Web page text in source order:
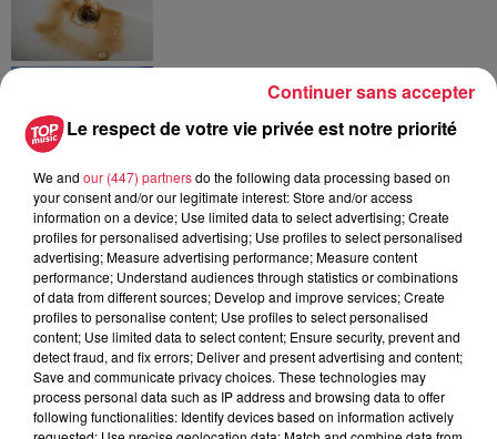
Tags antisémites à Strasbourg :
Catherine Trautmann réagit
6 août 2026
Au zoo de Mulhouse : rencontre
avec les flamants rouges
Le respect de votre vie privée est notre priorité
We and our (447) partnersdo the following data processing based on
your consent and/or our legitimate interest: Store and/or access
information on a device; Use limited data to select advertising; Create
profiles for personalised advertising; Use profiles to select personalised
advertising; Measure advertising performance; Measure content
performance; Understand audiences through statistics or combinations
of data from different sources; Develop and improve services; Create
profiles to personalise content; Use profiles to select personalised
content; Use limited data to select content; Ensure security, prevent and
detect fraud, and fix errors; Deliver and present advertising and content;
Save and communicate privacy choices. These technologies may
process personal data such as IP address and browsing data to offer
following functionalities: Identify devices based on information actively
Continuer sans accepter